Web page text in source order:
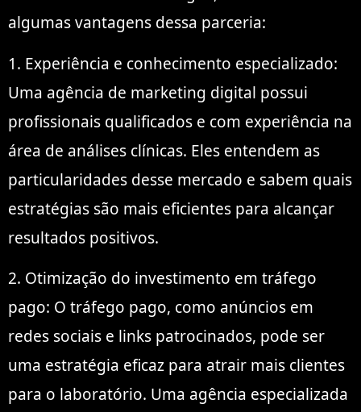
algumas vantagens dessa parceria:
1. Experiência e conhecimento especializado:
Uma agência de marketing digital possui
profissionais qualificados e com experiência na
área de análises clínicas. Eles entendem as
particularidades desse mercado e sabem quais
estratégias são mais eficientes para alcançar
resultados positivos.
2. Otimização do investimento em tráfego
pago: O tráfego pago, como anúncios em
redes sociais e links patrocinados, pode ser
uma estratégia eficaz para atrair mais clientes
para o laboratório. Uma agência especializada